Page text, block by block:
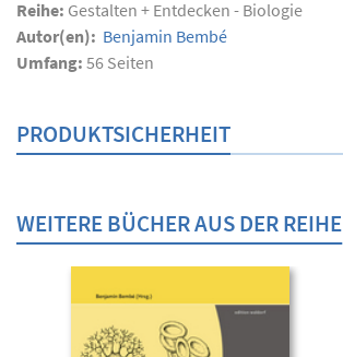
Reihe: Gestalten + Entdecken - Biologie
Autor(en): Benjamin Bembé
Umfang: 56 Seiten
PRODUKTSICHERHEIT
WEITERE BÜCHER AUS DER REIHE